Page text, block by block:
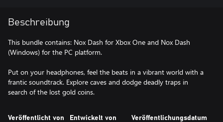
Beschreibung
This bundle contains: Nox Dash for Xbox One and Nox Dash
(Windows) for the PC platform.
Put on your headphones, feel the beats in a vibrant world with a
frantic soundtrack. Explore caves and dodge deadly traps in
search of the lost gold coins.
Veröffentlicht von Entwickelt von Veröffentlichungsdatum